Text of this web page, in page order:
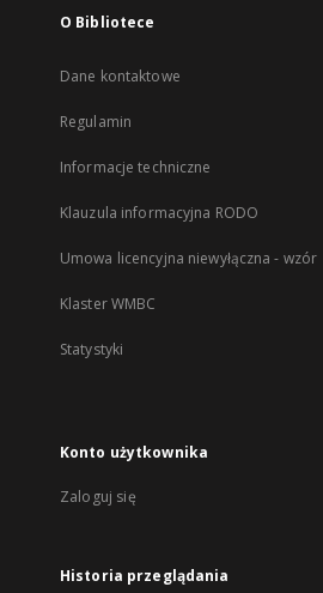
O Bibliotece
Dane kontaktowe
Regulamin
Informacje techniczne
Klauzula informacyjna RODO
Umowa licencyjna niewyłączna - wzór
Klaster WMBC
Statystyki
Konto użytkownika
Zaloguj się
Historia przeglądania